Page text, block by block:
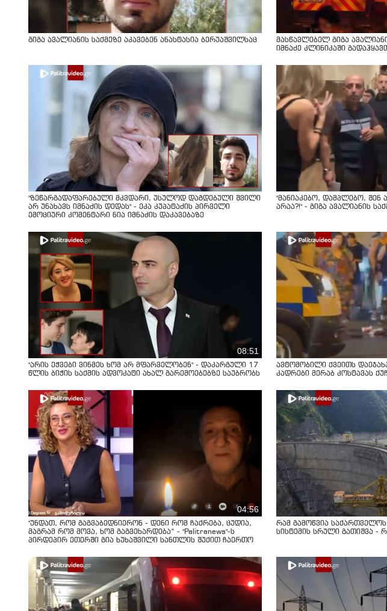
გიგა ავალიანის საქმეზე აკავებენ ანასტასია ბერუაშვილსაც
მასწავლებელ გიგა
იმნაძე კლინიკაში
"ზეწარგადაფარებული მკვდარი, უსულოდ დაგდებული შვილი
არ უნახავს იმნაძის დედას" - ეკა კუპატაძის პირველი
ემოციური კომენტარი ნია იმნაძის დაკავებაზე
"მანიაკებო, დამპლებო, შენ
არაა?!" - გიგა ავალიანის
08:51
"არის ეჭვები ვინმეს ხომ არ მფარველობენ" - დაკარგული 17
წლის ბიჭის საქმის ადვოკატი ახალ გარემოებებზე საუბრობს
ავტომობილი ქვეითს
კადრები მერაბ კოსტავას
04:56
"უნდათ, რომ გაგვაბედნიერონ - დენი რომ ჩაქრება, ცუდია,
მაგრამ რომ მოვა, ხომ გაგვეხარდება“ - "Palitranews"-ს
პირდეპირ ეთერში გია ხუხაშვილი სანთლის შუქით ჩაერთო
რამ გამოწვია
სისტემის სრული გათიშვა -